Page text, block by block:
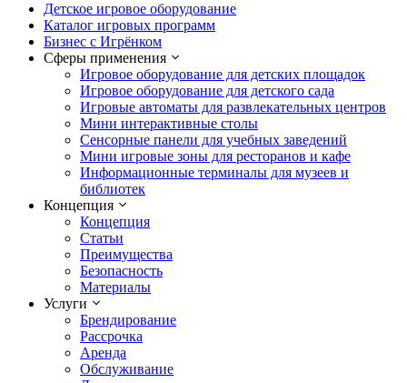
Детское игровое оборудование
Каталог игровых программ
Бизнес с Игрёнком
Сферы применения
Игровое оборудование для детских площадок
Игровое оборудование для детского сада
Игровые автоматы для развлекательных центров
Мини интерактивные столы
Сенсорные панели для учебных заведений
Мини игровые зоны для ресторанов и кафе
Информационные терминалы для музеев и
библиотек
Концепция
Концепция
Статьи
Преимущества
Безопасность
Материалы
Услуги
Брендирование
Рассрочка
Аренда
Обслуживание